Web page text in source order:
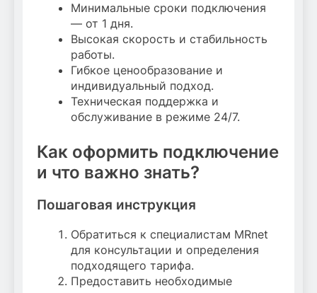
Минимальные сроки подключения
— от 1 дня.
Высокая скорость и стабильность
работы.
Гибкое ценообразование и
индивидуальный подход.
Техническая поддержка и
обслуживание в режиме 24/7.
Как оформить подключение
и что важно знать?
Пошаговая инструкция
Обратиться к специалистам MRnet
для консультации и определения
подходящего тарифа.
Предоставить необходимые